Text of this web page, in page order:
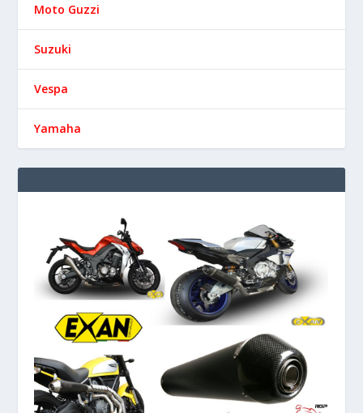
Moto Guzzi
Suzuki
Vespa
Yamaha